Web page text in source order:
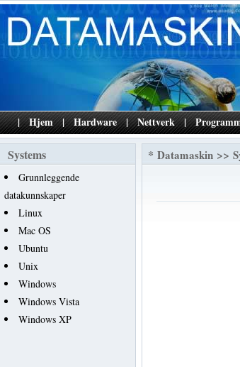
| Hjem | Hardware | Nettverk |
Systems
Grunnleggende
datakunnskaper
Linux
Mac OS
Ubuntu
Unix
Windows
Windows Vista
Windows XP
* Datamaskin >>